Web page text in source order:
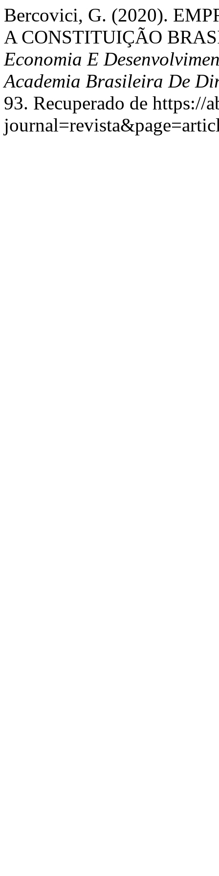
Bercovici, G. (2020).
A CONSTITUIÇÃO
Economia E
Academia Brasileira De
93. Recuperado de https://